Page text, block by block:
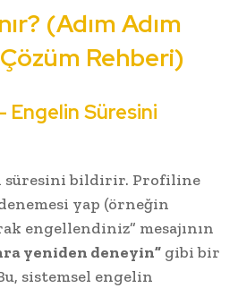
(Adım Adım
Rehberi)
Engelin Süresini
süresini bildirir. Profiline
yap (örneğin
engellendiniz” mesajının
yeniden deneyin” gibi bir
sistemsel engelin